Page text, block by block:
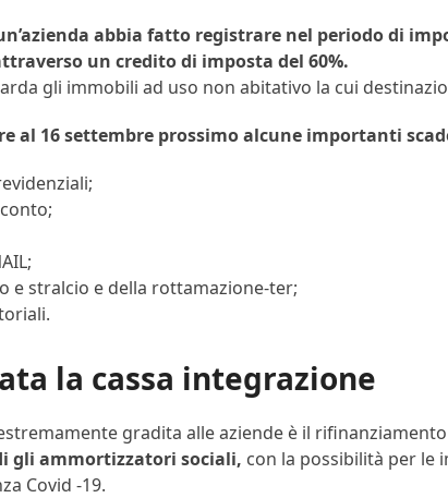
abbia fatto registrare nel periodo di
un credito di imposta del 60%.
gli immobili ad uso non abitativo la cui
al 16 settembre prossimo alcune importanti
e stralcio e della rottamazione-ter;
la cassa integrazione
gradita alle aziende è il
gli ammortizzatori sociali, con la possibilità per le
Covid -19.